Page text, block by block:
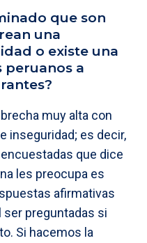
que son
una
o existe una
peruanos a
muy alta con
inseguridad; es decir,
que dice
les preocupa es
afirmativas
preguntadas si
Si hacemos la